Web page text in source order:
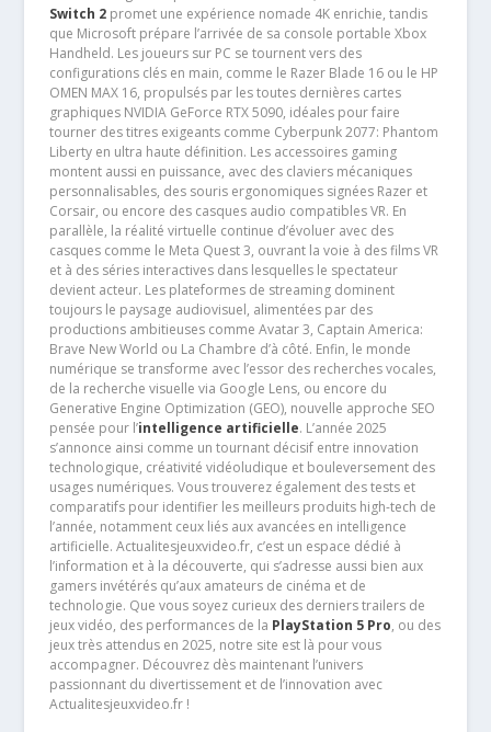
Switch 2promet une expérience nomade 4K enrichie, tandis
que Microsoft prépare l’arrivée de sa console portable Xbox
Handheld. Les joueurs sur PC se tournent vers des
configurations clés en main, comme le Razer Blade 16 ou le HP
OMEN MAX 16, propulsés par les toutes dernières cartes
graphiques NVIDIA GeForce RTX 5090, idéales pour faire
tourner des titres exigeants comme Cyberpunk 2077: Phantom
Liberty en ultra haute définition. Les accessoires gaming
montent aussi en puissance, avec des claviers mécaniques
personnalisables, des souris ergonomiques signées Razer et
Corsair, ou encore des casques audio compatibles VR. En
parallèle, la réalité virtuelle continue d’évoluer avec des
casques comme le Meta Quest 3, ouvrant la voie à des films VR
et à des séries interactives dans lesquelles le spectateur
devient acteur. Les plateformes de streaming dominent
toujours le paysage audiovisuel, alimentées par des
productions ambitieuses comme Avatar 3, Captain America:
Brave New World ou La Chambre d’à côté. Enfin, le monde
numérique se transforme avec l’essor des recherches vocales,
de la recherche visuelle via Google Lens, ou encore du
Generative Engine Optimization (GEO), nouvelle approche SEO
pensée pour l’intelligence artificielle. L’année 2025
s’annonce ainsi comme un tournant décisif entre innovation
technologique, créativité vidéoludique et bouleversement des
usages numériques. Vous trouverez également des tests et
comparatifs pour identifier les meilleurs produits high-tech de
l’année, notamment ceux liés aux avancées en intelligence
artificielle. Actualitesjeuxvideo.fr, c’est un espace dédié à
l’information et à la découverte, qui s’adresse aussi bien aux
gamers invétérés qu’aux amateurs de cinéma et de
technologie. Que vous soyez curieux des derniers trailers de
jeux vidéo, des performances de la PlayStation 5 Pro, ou des
jeux très attendus en 2025, notre site est là pour vous
accompagner. Découvrez dès maintenant l’univers
passionnant du divertissement et de l’innovation avec
Actualitesjeuxvideo.fr !